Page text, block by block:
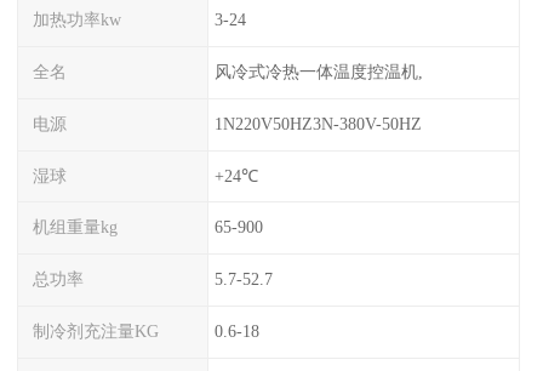
加热功率kw 3-24
全名 风冷式冷热一体温度控温机,
电源 1N220V50HZ3N-380V-50HZ
湿球 +24℃
机组重量kg 65-900
总功率 5.7-52.7
制冷剂充注量KG 0.6-18